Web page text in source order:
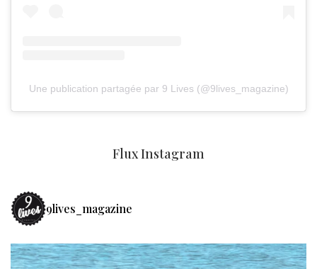
Une publication partagée par 9 Lives (@9lives_magazine)
Flux Instagram
9lives_magazine